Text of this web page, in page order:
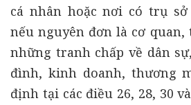
cá nhân hoặc nơi có trụ sở
nếu nguyên đơn là cơ quan,
những tranh chấp về dân
đình, kinh doanh, thương
định tại các điều 26, 28, 30